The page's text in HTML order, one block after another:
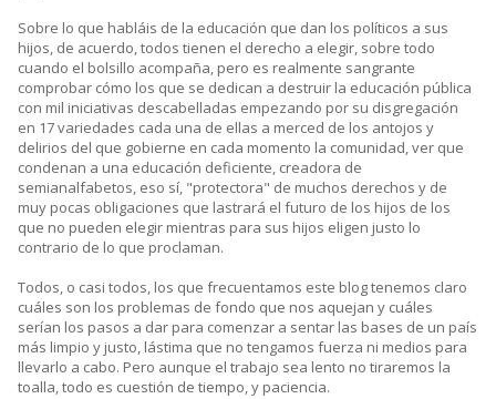
Sobre lo que habláis de la educación que dan los políticos a sus
hijos, de acuerdo, todos tienen el derecho a elegir, sobre todo
cuando el bolsillo acompaña, pero es realmente sangrante
comprobar cómo los que se dedican a destruir la educación pública
con mil iniciativas descabelladas empezando por su disgregación
en 17 variedades cada una de ellas a merced de los antojos y
delirios del que gobierne en cada momento la comunidad, ver que
condenan a una educación deficiente, creadora de
semianalfabetos, eso sí, "protectora" de muchos derechos y de
muy pocas obligaciones que lastrará el futuro de los hijos de los
que no pueden elegir mientras para sus hijos eligen justo lo
contrario de lo que proclaman.
Todos, o casi todos, los que frecuentamos este blog tenemos claro
cuáles son los problemas de fondo que nos aquejan y cuáles
serían los pasos a dar para comenzar a sentar las bases de un país
más limpio y justo, lástima que no tengamos fuerza ni medios para
llevarlo a cabo. Pero aunque el trabajo sea lento no tiraremos la
toalla, todo es cuestión de tiempo, y paciencia.